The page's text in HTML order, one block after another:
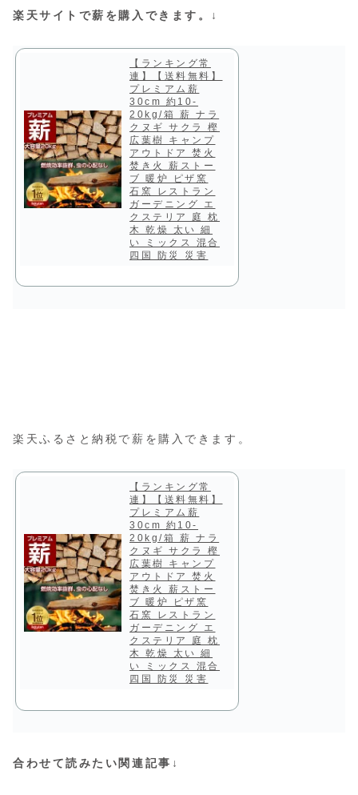
楽天サイトで薪を購入できます。 ↓
【ランキング常
連】【送料無料】
プレミアム薪
30cm 約10-
20kg/箱 薪 ナラ
クヌギ サクラ 樫
広葉樹 キャンプ
アウトドア 焚火
焚き火 薪ストー
ブ 暖炉 ピザ窯
石窯 レストラン
ガーデニング エ
クステリア 庭 枕
木 乾燥 太い 細
い ミックス 混合
四国 防災 災害
楽天ふるさと納税で薪を購入できます。
【ランキング常
連】【送料無料】
プレミアム薪
30cm 約10-
20kg/箱 薪 ナラ
クヌギ サクラ 樫
広葉樹 キャンプ
アウトドア 焚火
焚き火 薪ストー
ブ 暖炉 ピザ窯
石窯 レストラン
ガーデニング エ
クステリア 庭 枕
木 乾燥 太い 細
い ミックス 混合
四国 防災 災害
合わせて読みたい関連記事↓